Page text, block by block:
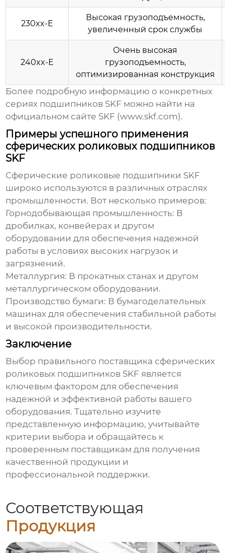
230xx-E
Высокая грузоподъемность,
увеличенный срок службы
240xx-E
Очень высокая
грузоподъемность,
оптимизированная конструкция
Более подробную информацию о конкретных
сериях подшипников SKF можно найти на
официальном сайте SKF (www.skf.com).
Примеры успешного применения
сферических роликовых подшипников
SKF
Сферические роликовые подшипники SKF
широко используются в различных отраслях
промышленности. Вот несколько примеров:
Горнодобывающая промышленность: В
дробилках, конвейерах и другом
оборудовании для обеспечения надежной
работы в условиях высоких нагрузок и
загрязнений.
Металлургия: В прокатных станах и другом
металлургическом оборудовании.
Производство бумаги: В бумагоделательных
машинах для обеспечения стабильной работы
и высокой производительности.
Заключение
Выбор правильного поставщика сферических
роликовых подшипников SKF является
ключевым фактором для обеспечения
надежной и эффективной работы вашего
оборудования. Тщательно изучите
представленную информацию, учитывайте
критерии выбора и обращайтесь к
проверенным поставщикам для получения
качественной продукции и
профессиональной поддержки.
Соответствующая
Продукция